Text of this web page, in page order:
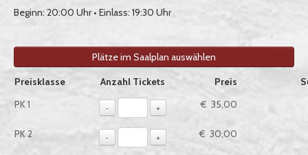
Beginn: 20:00 Uhr • Einlass: 19:30 Uhr
Plätze im Saalplan auswählen
Auswahl von Tickets pro Preiskategorie, sofern verfügbar
Preisklasse Anzahl Tickets Preis
PK 1
- + € 35,00
PK 2 - + € 30,00